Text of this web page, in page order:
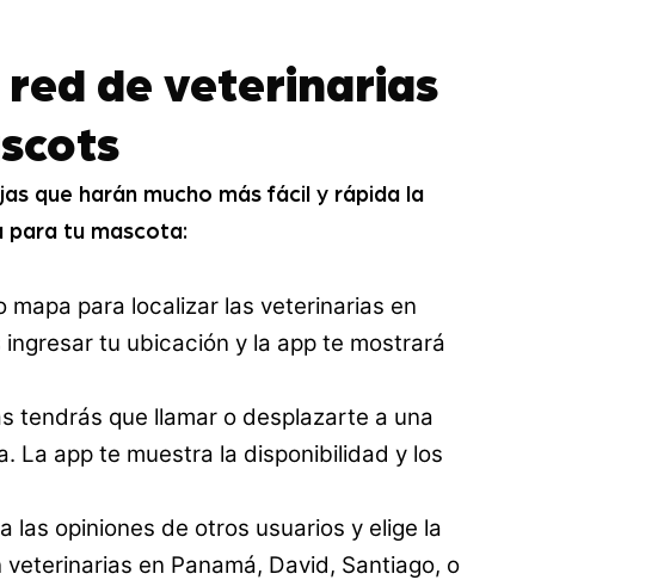
de veterinarias
que harán mucho más fácil y rápida la
para tu mascota:
mapa para localizar las veterinarias en
tu ubicación y la app te mostrará
tendrás que llamar o desplazarte a una
La app te muestra la disponibilidad y los
las opiniones de otros usuarios y elige la
en Panamá, David, Santiago, o